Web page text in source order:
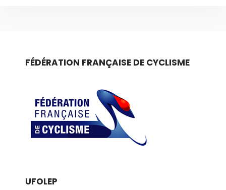
FÉDÉRATION FRANÇAISE DE CYCLISME
UFOLEP